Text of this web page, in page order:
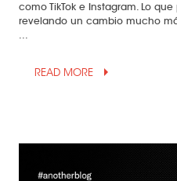
como TikTok e Instagram. Lo
revelando un cambio mucho
...
READ MORE arrow_drop_up